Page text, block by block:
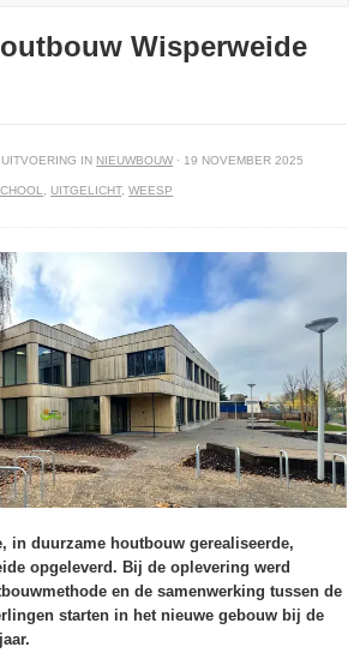
Wisperweide
IN NIEUWBOUW· 19 NOVEMBER 2025
,UITGELICHT,WEESP
in duurzame houtbouw gerealiseerde,
opgeleverd. Bij de oplevering werd
en de samenwerking tussen de
starten in het nieuwe gebouw bij de